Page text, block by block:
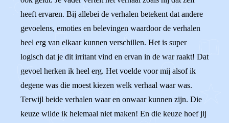
heeft ervaren. Bij allebei de verhalen betekent dat andere
gevoelens, emoties en belevingen waardoor de verhalen
heel erg van elkaar kunnen verschillen. Het is super
logisch dat je dit irritant vind en ervan in de war raakt! Dat
gevoel herken ik heel erg. Het voelde voor mij alsof ik
degene was die moest kiezen welk verhaal waar was.
Terwijl beide verhalen waar en onwaar kunnen zijn. Die
keuze wilde ik helemaal niet maken! En die keuze hoef jij